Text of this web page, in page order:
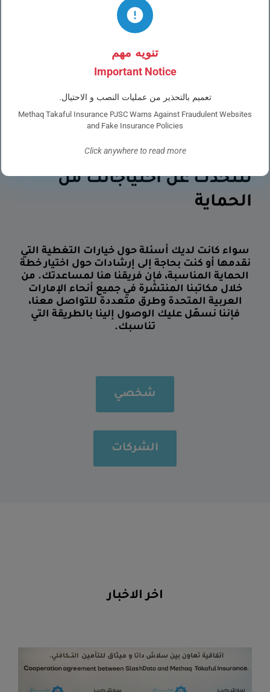
تنويه مهم
Important Notice
تعميم بالتحذير من عمليات النصب و الاحتيال.
Methaq Takaful Insurance PJSC Warns Against Fraudulent Websites
and Fake Insurance Policies
Click anywhere to read more
لنتحدث عن احتياجاتك من
الحماية
سواء كانت لديك أسئلة حول خيارات التغطية التي
نقدمها أو كنت بحاجة إلى إرشادات حول اختيار خطة
الحماية المناسبة، فإن فريقنا هنا لمساعدتك. من
خلال مكاتبنا المنتشرة في جميع أنحاء الإمارات
العربية المتحدة وطرق متعددة للتواصل معنا،
فإننا نسهّل عليك الوصول إلينا بالطريقة التي
تناسبك.
شخصي
الشركات
اخر الاخبار